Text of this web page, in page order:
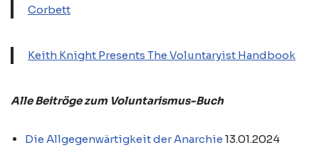
Corbett
Keith Knight Presents The Voluntaryist Handbook
Alle Beitröge zum Voluntarismus-Buch
Die Allgegenwärtigkeit der Anarchie 13.01.2024